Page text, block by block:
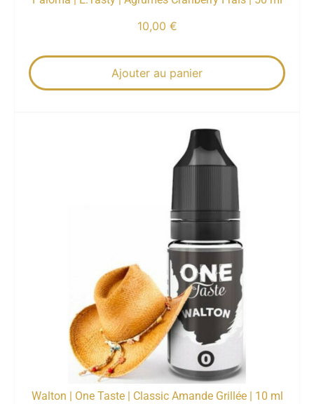
10,00 €
Ajouter au panier
Walton | One Taste | Classic Amande Grillée | 10 ml